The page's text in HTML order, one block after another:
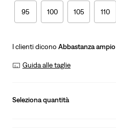
95 100 105 110
I clienti dicono Abbastanza ampio
Guida alle taglie
Seleziona quantità